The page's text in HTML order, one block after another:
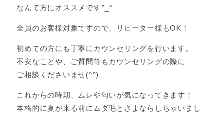
なんて方にオススメです^_^
全員のお客様対象ですので、リピーター様もOK！
初めての方にも丁寧にカウンセリングを行います。
不安なことや、ご質問等もカウンセリングの際に
ご相談くださいませ(^^)
これからの時期、ムレや匂いが気になってきます！
本格的に夏が来る前にムダ毛とさよならしちゃいまし